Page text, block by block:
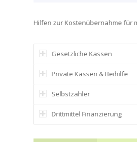
Hilfen zur Kostenübernahme für
Gesetzliche Kassen
Private Kassen & Beihilfe
Selbstzahler
Drittmittel Finanzierung